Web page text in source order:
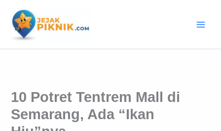
konten
10 Potret Tentrem Mall di
Semarang, Ada “Ikan